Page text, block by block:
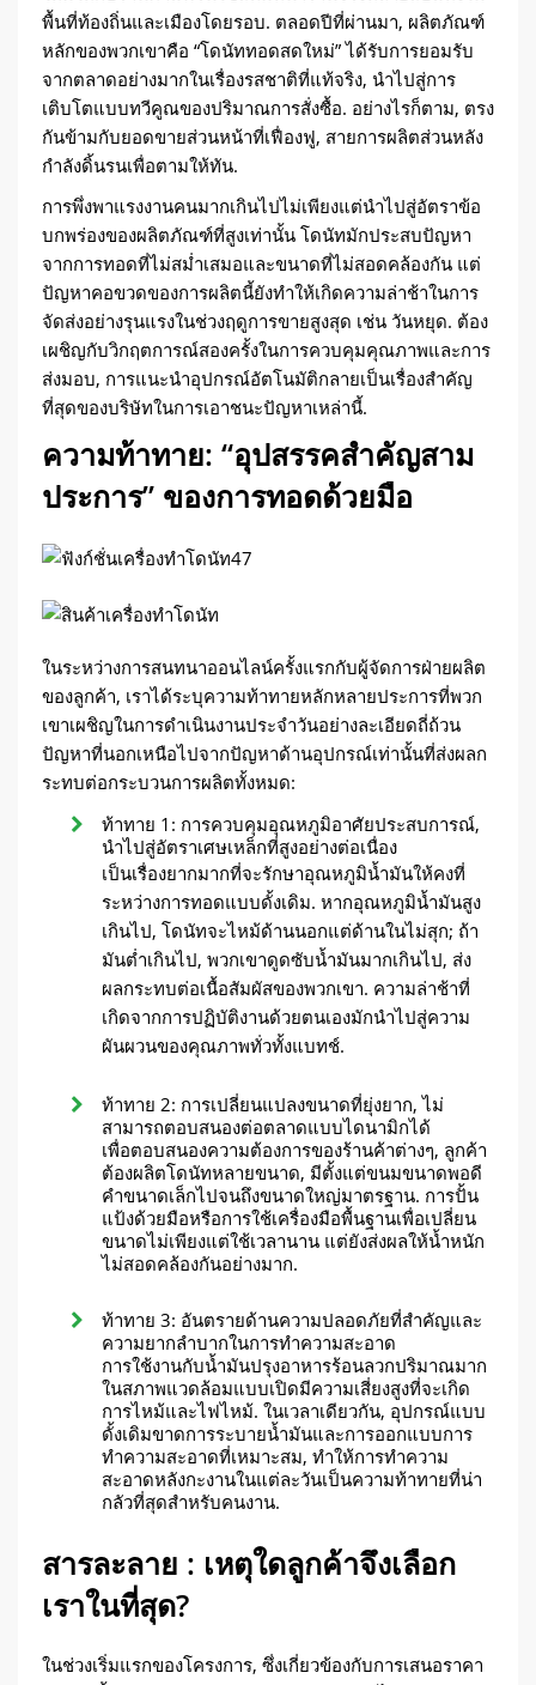
พื้นที่ท้องถิ่นและเมืองโดยรอบ. ตลอดปีที่ผ่านมา, ผลิตภัณฑ์
หลักของพวกเขาคือ “โดนัททอดสดใหม่” ได้รับการยอมรับ
จากตลาดอย่างมากในเรื่องรสชาติที่แท้จริง, นำไปสู่การ
เติบโตแบบทวีคูณของปริมาณการสั่งซื้อ. อย่างไรก็ตาม, ตรง
กันข้ามกับยอดขายส่วนหน้าที่เฟื่องฟู, สายการผลิตส่วนหลัง
กำลังดิ้นรนเพื่อตามให้ทัน.
การพึ่งพาแรงงานคนมากเกินไปไม่เพียงแต่นำไปสู่อัตราข้อ
บกพร่องของผลิตภัณฑ์ที่สูงเท่านั้น โดนัทมักประสบปัญหา
จากการทอดที่ไม่สม่ำเสมอและขนาดที่ไม่สอดคล้องกัน แต่
ปัญหาคอขวดของการผลิตนี้ยังทำให้เกิดความล่าช้าในการ
จัดส่งอย่างรุนแรงในช่วงฤดูการขายสูงสุด เช่น วันหยุด. ต้อง
เผชิญกับวิกฤตการณ์สองครั้งในการควบคุมคุณภาพและการ
ส่งมอบ, การแนะนำอุปกรณ์อัตโนมัติกลายเป็นเรื่องสำคัญ
ที่สุดของบริษัทในการเอาชนะปัญหาเหล่านี้.
ความท้าทาย: “อุปสรรคสำคัญสาม
ประการ” ของการทอดด้วยมือ
ในระหว่างการสนทนาออนไลน์ครั้งแรกกับผู้จัดการฝ่ายผลิต
ของลูกค้า, เราได้ระบุความท้าทายหลักหลายประการที่พวก
เขาเผชิญในการดำเนินงานประจำวันอย่างละเอียดถี่ถ้วน
ปัญหาที่นอกเหนือไปจากปัญหาด้านอุปกรณ์เท่านั้นที่ส่งผลก
ระทบต่อกระบวนการผลิตทั้งหมด:
ท้าทาย 1: การควบคุมอุณหภูมิอาศัยประสบการณ์,
นำไปสู่อัตราเศษเหล็กที่สูงอย่างต่อเนื่อง
เป็นเรื่องยากมากที่จะรักษาอุณหภูมิน้ำมันให้คงที่
ระหว่างการทอดแบบดั้งเดิม. หากอุณหภูมิน้ำมันสูง
เกินไป, โดนัทจะไหม้ด้านนอกแต่ด้านในไม่สุก; ถ้า
มันต่ำเกินไป, พวกเขาดูดซับน้ำมันมากเกินไป, ส่ง
ผลกระทบต่อเนื้อสัมผัสของพวกเขา. ความล่าช้าที่
เกิดจากการปฏิบัติงานด้วยตนเองมักนำไปสู่ความ
ผันผวนของคุณภาพทั่วทั้งแบทช์.
ท้าทาย 2: การเปลี่ยนแปลงขนาดที่ยุ่งยาก, ไม่
สามารถตอบสนองต่อตลาดแบบไดนามิกได้
เพื่อตอบสนองความต้องการของร้านค้าต่างๆ, ลูกค้า
ต้องผลิตโดนัทหลายขนาด, มีตั้งแต่ขนมขนาดพอดี
คำขนาดเล็กไปจนถึงขนาดใหญ่มาตรฐาน. การปั้น
แป้งด้วยมือหรือการใช้เครื่องมือพื้นฐานเพื่อเปลี่ยน
ขนาดไม่เพียงแต่ใช้เวลานาน แต่ยังส่งผลให้น้ำหนัก
ไม่สอดคล้องกันอย่างมาก.
ท้าทาย 3: อันตรายด้านความปลอดภัยที่สำคัญและ
ความยากลำบากในการทำความสะอาด
การใช้งานกับน้ำมันปรุงอาหารร้อนลวกปริมาณมาก
ในสภาพแวดล้อมแบบเปิดมีความเสี่ยงสูงที่จะเกิด
การไหม้และไฟไหม้. ในเวลาเดียวกัน, อุปกรณ์แบบ
ดั้งเดิมขาดการระบายน้ำมันและการออกแบบการ
ทำความสะอาดที่เหมาะสม, ทำให้การทำความ
สะอาดหลังกะงานในแต่ละวันเป็นความท้าทายที่น่า
กลัวที่สุดสำหรับคนงาน.
สารละลาย : เหตุใดลูกค้าจึงเลือก
เราในที่สุด?
ในช่วงเริ่มแรกของโครงการ, ซึ่งเกี่ยวข้องกับการเสนอราคา